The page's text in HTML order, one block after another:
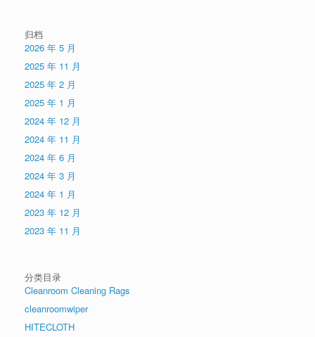
归档
2026 年 5 月
2025 年 11 月
2025 年 2 月
2025 年 1 月
2024 年 12 月
2024 年 11 月
2024 年 6 月
2024 年 3 月
2024 年 1 月
2023 年 12 月
2023 年 11 月
分类目录
Cleanroom Cleaning Rags
cleanroomwiper
HITECLOTH